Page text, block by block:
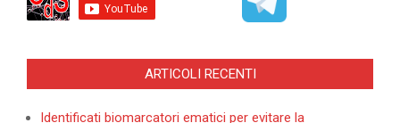
ARTICOLI RECENTI
Identificati biomarcatori ematici per evitare la